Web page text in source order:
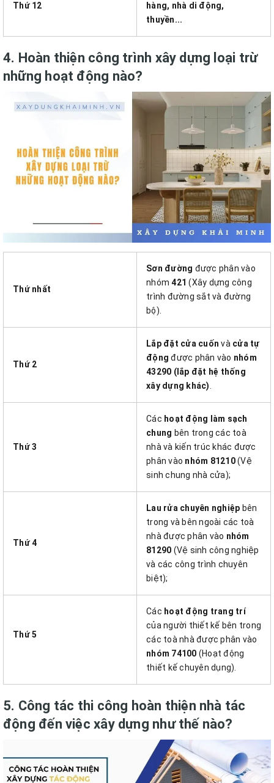
Thứ 12
hàng, nhà di động,
thuyền...
4. Hoàn thiện công trình xây dựng loại trừ
những hoạt động nào?
Thứ nhất
Sơn đường được phân vào
nhóm 421(Xây dựng công
trình đường sắt và đường
bộ).
Thứ 2
Lắp đặt cửa cuốn và cửa tự
độngđược phân vào nhóm
43290 (lắp đặt hệ thống
xây dựng khác)
Thứ 3
Các hoạt động làm sạch
chung bên trong các toà
nhà và kiến trúc khác được
phân vào nhóm 81210(Vệ
sinh chung nhà cửa);
Thứ 4
Lau rửa chuyên nghiệp bên
trong và bên ngoài các toà
nhà được phân vào nhóm
81290 (Vệ sinh công nghiệp
và các công trình chuyên
biệt);
Thứ 5
Các hoạt động trang trí
của người thiết kế bên trong
các toà nhà được phân vào
nhóm 74100 (Hoạt động
thiết kế chuyên dụng).
5. Công tác thi công hoàn thiện nhà tác
động đến việc xây dựng như thế nào?